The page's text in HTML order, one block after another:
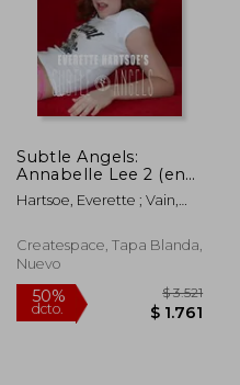
Subtle Angels:
Annabelle Lee 2 (en
Inglés)
Hartsoe, Everette ; Vain,
Createspace, Tapa Blanda,
Nuevo